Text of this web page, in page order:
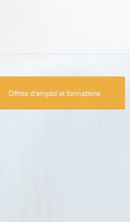
Offres d’emploi et formations